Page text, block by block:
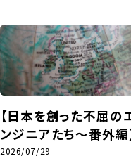
【日本を創った不屈の
ンジニアたち～番外編
2026/07/29